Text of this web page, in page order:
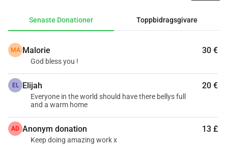
Senaste Donationer Toppbidragsgivare
MA Malorie 30 €
God bless you !
EL Elijah 20 €
Everyone in the world should have there bellys full
and a warm home
AD Anonym donation 13 £
Keep doing amazing work x